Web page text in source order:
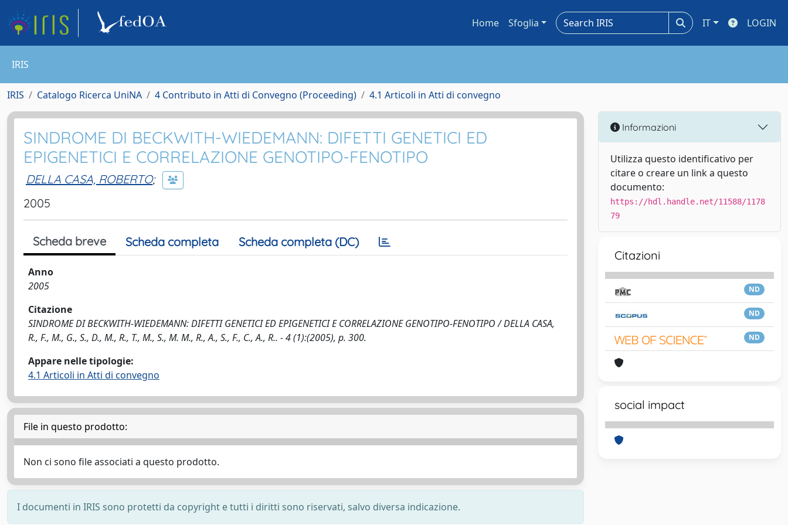
Home Sfoglia IT LOGIN
IRIS
IRIS Catalogo Ricerca UniNA 4 Contributo in Atti di Convegno (Proceeding) 4.1 Articoli in Atti di convegno
SINDROME DI BECKWITH-WIEDEMANN: DIFETTI GENETICI ED
EPIGENETICI E CORRELAZIONE GENOTIPO-FENOTIPO
DELLA CASA, ROBERTO;
2005
Scheda breve Scheda completa Scheda completa (DC)
Anno
2005
Citazione
SINDROME DI BECKWITH-WIEDEMANN: DIFETTI GENETICI ED EPIGENETICI E CORRELAZIONE GENOTIPO-FENOTIPO / DELLA CASA,
R., F., M., G., S., D., M., R., T., M., S., M. M., R., A., S., F., C., A., R.. - 4 (1):(2005), p. 300.
Appare nelle tipologie:
4.1 Articoli in Atti di convegno
File in questo prodotto:
Non ci sono file associati a questo prodotto.
I documenti in IRIS sono protetti da copyright e tutti i diritti sono riservati, salvo diversa indicazione.
Informazioni
Utilizza questo identificativo per
citare o creare un link a questo
documento:
https://hdl.handle.net/11588/1178
79
Citazioni
ND
ND
ND
social impact